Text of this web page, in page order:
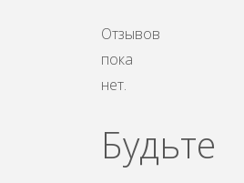
Отзывов
пока
нет.
Будьте